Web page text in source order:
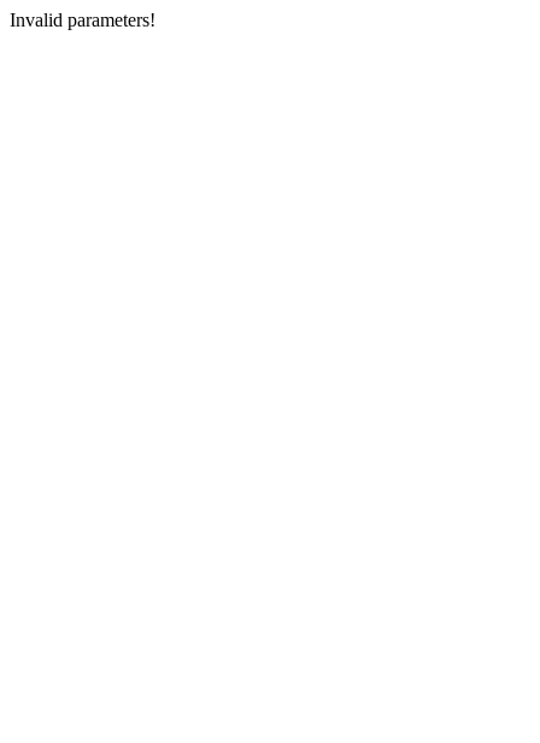
Invalid parameters!